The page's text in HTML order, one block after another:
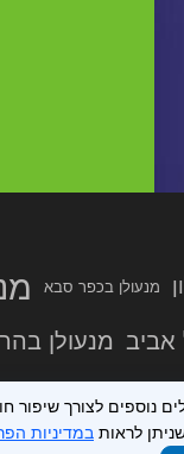
מנעולן בכפר סבא
אביב מנעולן
נוספים לצורך שיפור
לראות במדיניות